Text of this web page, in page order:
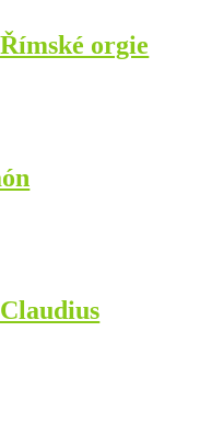
orgie